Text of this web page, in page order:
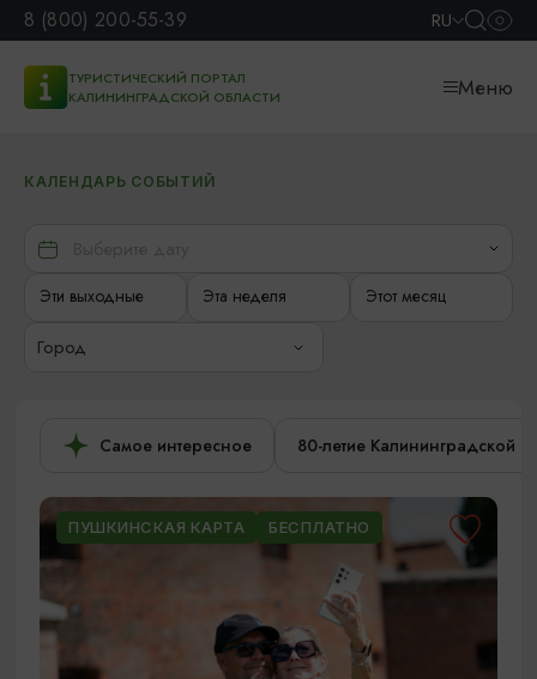
8 (800) 200-55-39 RU
ТУРИСТИЧЕСКИЙ ПОРТАЛ
КАЛИНИНГРАДСКОЙ ОБЛАСТИ
Меню
КАЛЕНДАРЬ СОБЫТИЙ
Эти выходные Эта неделя Этот месяц
Город
Самое интересное 80-летие Калининградской
ПУШКИНСКАЯ КАРТА БЕСПЛАТНО